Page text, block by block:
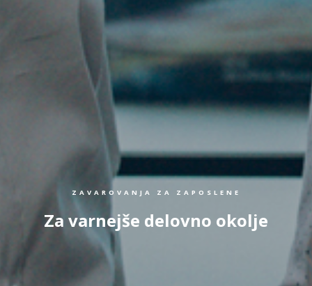
ZAVAROVANJA ZA ZAPOSLENE
Za varnejše delovno okolje